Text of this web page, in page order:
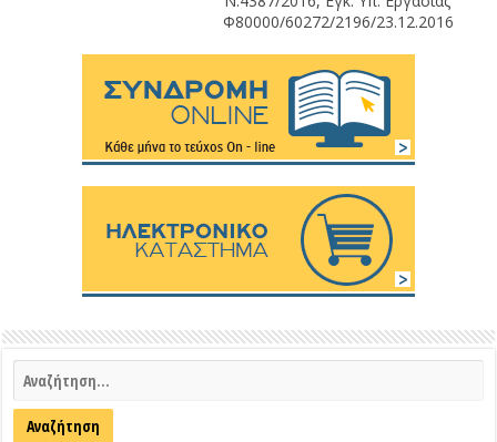
Φ80000/60272/2196/23.12.2016